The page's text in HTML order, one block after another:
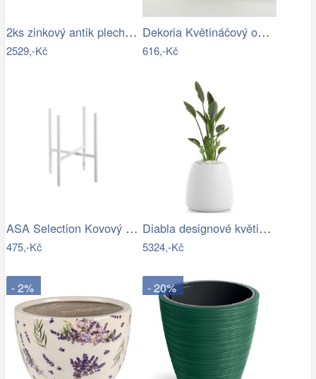
2ks zinkový antik plechový oválný…
2529,-Kč
Dekoria Květináčový obal Leaf I…
616,-Kč
ASA Selection Kovový stojan na květináč…
475,-Kč
Diabla designové květináče Gobi 1
5324,-Kč
- 2% - 20%